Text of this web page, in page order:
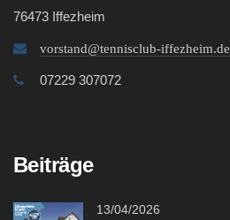
76473 Iffezheim
vorstand@tennisclub-iffezheim.de
07229 307072
Beiträge
13/04/2026